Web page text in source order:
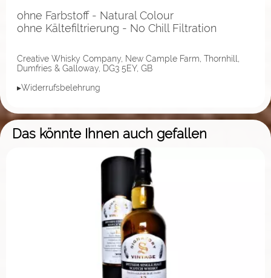
ohne Farbstoff - Natural Colour
ohne Kältefiltrierung - No Chill Filtration
Creative Whisky Company, New Cample Farm, Thornhill,
Dumfries & Galloway, DG3 5EY, GB
▸Widerrufsbelehrung
Das könnte Ihnen auch gefallen